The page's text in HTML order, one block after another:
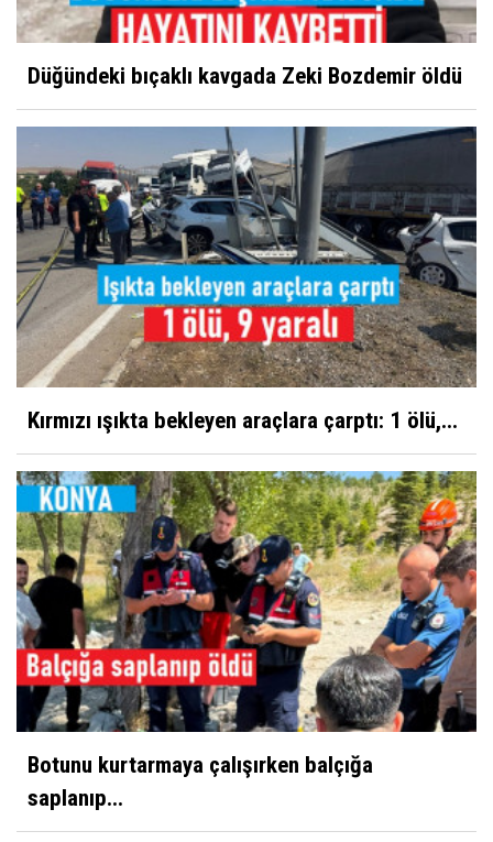
Düğündeki bıçaklı kavgada Zeki Bozdemir öldü
Kırmızı ışıkta bekleyen araçlara çarptı: 1 ölü,...
Botunu kurtarmaya çalışırken balçığa
saplanıp...